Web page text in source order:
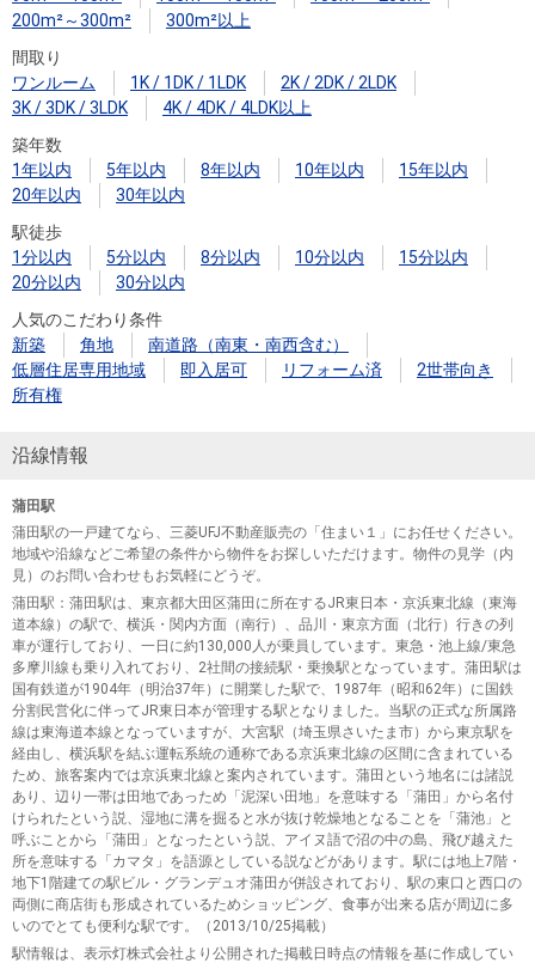
200m²～300m²
300m²以上
間取り
ワンルーム
1K / 1DK / 1LDK
2K / 2DK / 2LDK
3K / 3DK / 3LDK
4K / 4DK / 4LDK以上
築年数
1年以内
5年以内 8年以内 10年以内
15年以内
20年以内
30年以内
駅徒歩
1分以内
5分以内 8分以内 10分以内
15分以内
20分以内
30分以内
人気のこだわり条件
新築
角地
南道路（南東・南西含む）
低層住居専用地域
即入居可 リフォーム済
2世帯向き
所有権
沿線情報
蒲田駅
蒲田駅の一戸建てなら、三菱UFJ不動産販売の「住まい１」にお任せください。
地域や沿線などご希望の条件から物件をお探しいただけます。物件の見学（内
見）のお問い合わせもお気軽にどうぞ。
蒲田駅 ：蒲田駅は、東京都大田区蒲田に所在するJR東日本・京浜東北線（東海
道本線）の駅で、横浜・関内方面（南行）、品川・東京方面（北行）行きの列
車が運行しており、一日に約130,000人が乗員しています。東急・池上線/東急
多摩川線も乗り入れており、2社間の接続駅・乗換駅となっています。蒲田駅は
国有鉄道が1904年（明治37年）に開業した駅で、1987年（昭和62年）に国鉄
分割民営化に伴ってJR東日本が管理する駅となりました。当駅の正式な所属路
線は東海道本線となっていますが、大宮駅（埼玉県さいたま市）から東京駅を
経由し、横浜駅を結ぶ運転系統の通称である京浜東北線の区間に含まれている
ため、旅客案内では京浜東北線と案内されています。蒲田という地名には諸説
あり、辺り一帯は田地であっため「泥深い田地」を意味する「蒲田」から名付
けられたという説、湿地に溝を掘ると水が抜け乾燥地となることを「蒲池」と
呼ぶことから「蒲田」となったという説、アイヌ語で沼の中の島、飛び越えた
所を意味する「カマタ」を語源としている説などがあります。駅には地上7階・
地下1階建ての駅ビル・グランデュオ蒲田が併設されており、駅の東口と西口の
両側に商店街も形成されているためショッピング、食事が出来る店が周辺に多
いのでとても便利な駅です。（2013/10/25掲載）
駅情報は、表示灯株式会社より公開された掲載日時点の情報を基に作成してい